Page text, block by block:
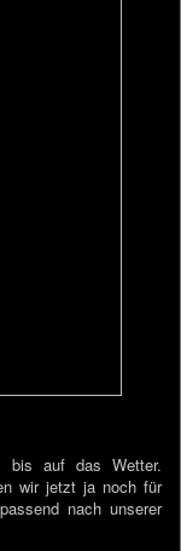
bis auf das Wetter.
wir jetzt ja noch für
nach unserer